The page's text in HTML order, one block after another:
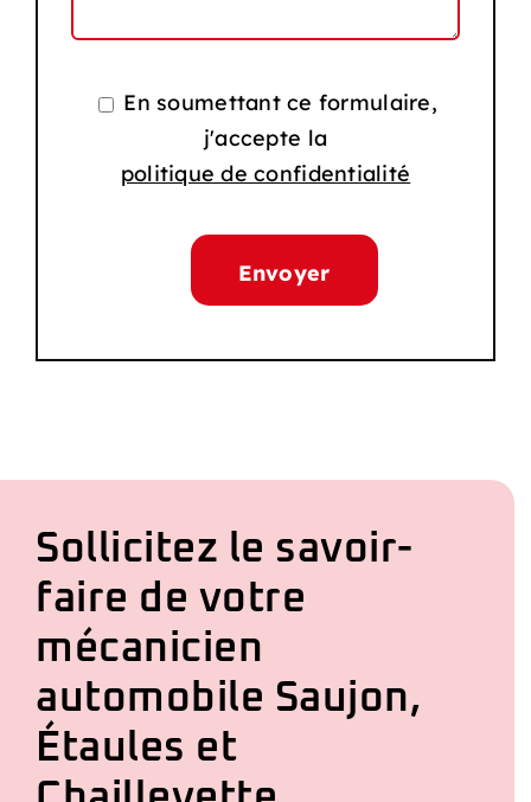
En soumettant ce formulaire,
j'accepte la
politique de confidentialité
Sollicitez le savoir-
faire de votre
mécanicien
automobile Saujon,
Étaules et